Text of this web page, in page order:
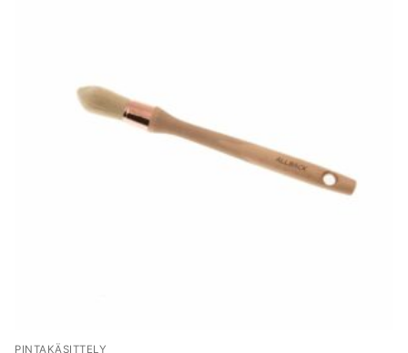
PINTAKÄSITTELY